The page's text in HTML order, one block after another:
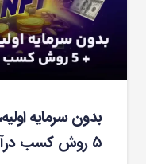
بدون سرمایه
۵ روش کسب درآمد دلاری از ارزهای دیجیتال